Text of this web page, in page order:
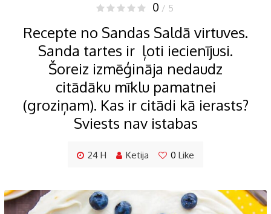
0 / 5
Recepte no Sandas Saldā virtuves.
Sanda tartes ir ļoti iecienījusi.
Šoreiz izmēģināja nedaudz
citādāku mīklu pamatnei
(groziņam). Kas ir citādi kā ierasts?
Sviests nav istabas
24 H Ketija 0 Like